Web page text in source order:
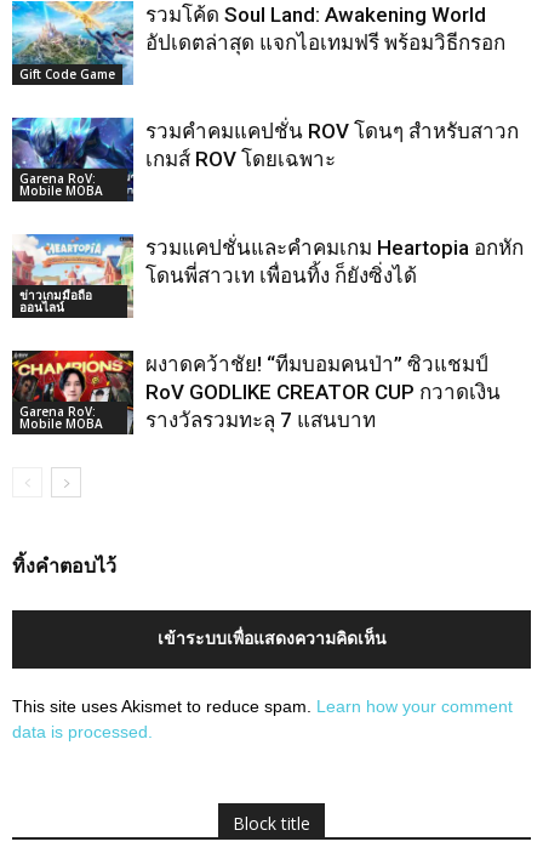
Gift Code Game
รวมโค้ด Soul Land: Awakening World
อัปเดตล่าสุด แจกไอเทมฟรี พร้อมวิธีกรอก
Garena RoV:
Mobile MOBA
รวมคำคมแคปชั่น ROV โดนๆ สำหรับสาวก
เกมส์ ROV โดยเฉพาะ
ข่าวเกมมือถือ
ออนไลน์
รวมแคปชั่นและคำคมเกม Heartopia อกหัก
โดนพี่สาวเท เพื่อนทิ้ง ก็ยังซิ่งได้
Garena RoV:
Mobile MOBA
ผงาดคว้าชัย! “ทีมบอมคนป่า” ซิวแชมป์
RoV GODLIKE CREATOR CUP กวาดเงิน
รางวัลรวมทะลุ 7 แสนบาท
ทิ้งคำตอบไว้
เข้าระบบเพื่อแสดงความคิดเห็น
This site uses Akismet to reduce spam. Learn how your comment
data is processed.
Block title